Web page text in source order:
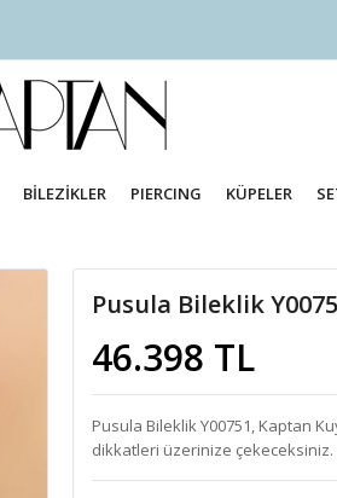
BİLEZİKLER PIERCING KÜPELER
Pusula Bileklik
46.398 TL
Pusula Bileklik Y00751, Kaptan
dikkatleri üzerinize çekeceksiniz.